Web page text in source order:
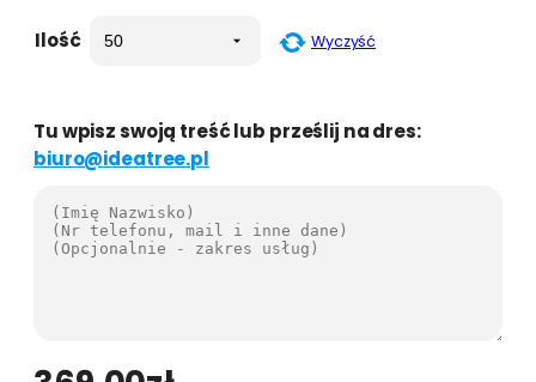
Ilość Wyczyść
Tu wpisz swoją treść lub prześlij na dres:
biuro@ideatree.pl